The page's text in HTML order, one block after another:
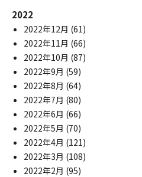
2022
2022年12月 (61)
2022年11月 (66)
2022年10月 (87)
2022年9月 (59)
2022年8月 (64)
2022年7月 (80)
2022年6月 (66)
2022年5月 (70)
2022年4月 (121)
2022年3月 (108)
2022年2月 (95)